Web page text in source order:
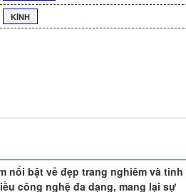
KÍNH
nổi bật vẻ đẹp trang nghiêm và tinh
công nghệ đa dạng, mang lại sự